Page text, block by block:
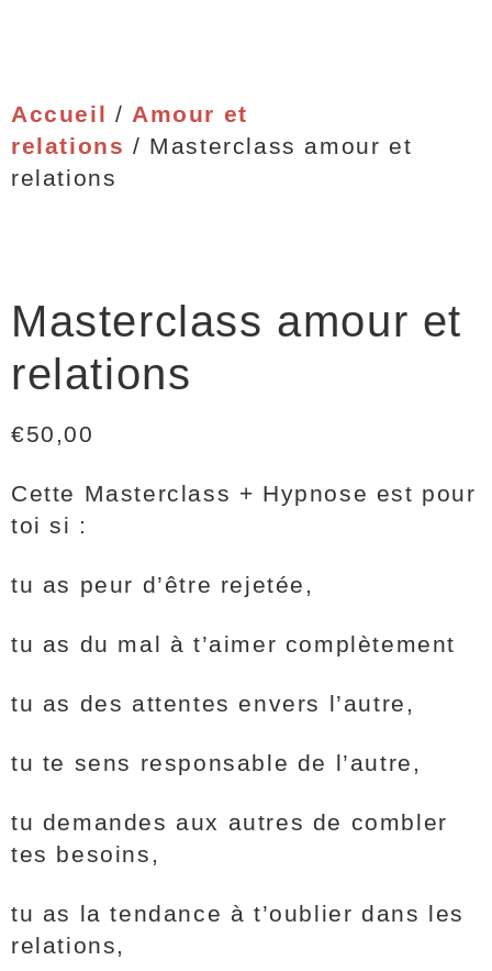
Accueil / Amour et
relations / Masterclass amour et
relations
Masterclass amour et
relations
€50,00
Cette Masterclass + Hypnose est pour
toi si :
tu as peur d’être rejetée,
tu as du mal à t’aimer complètement
tu as des attentes envers l’autre,
tu te sens responsable de l’autre,
tu demandes aux autres de combler
tes besoins,
tu as la tendance à t’oublier dans les
relations,